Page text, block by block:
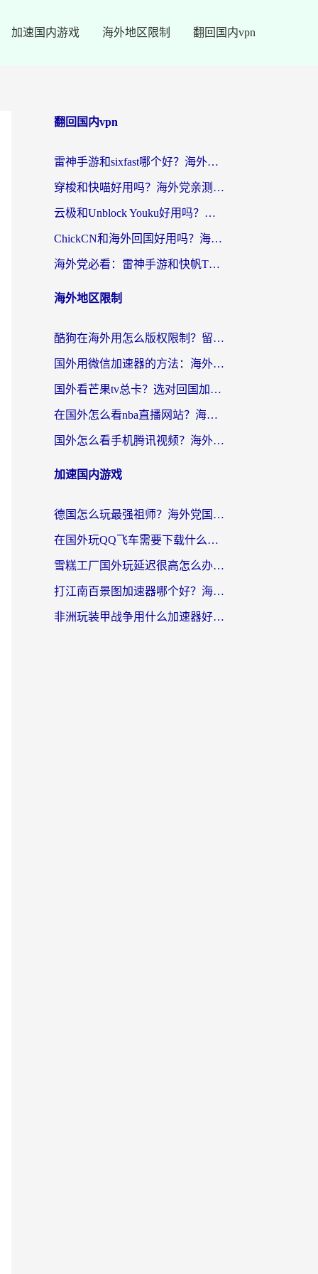
加速国内游戏 海外地区限制 翻回国内vpn
翻回国内vpn
雷神手游和sixfast哪个好？海外党亲测3款回国加速器，教你选对不踩坑
穿梭和快喵好用吗？海外党亲测：小众加速器对比+番茄加速器深度体验
云极和Unblock Youku好用吗？海外党亲测+2026回国加速器避坑指南
ChickCN和海外回国好用吗？海外党2026亲测：从手游到影音，选对加速器的3个关键
海外党必看：雷神手游和快帆TV版好用吗？3步选对回国加速器不踩坑
海外地区限制
酷狗在海外用怎么版权限制？留学生亲测：3步解决听国内音乐难题
国外用微信加速器的方法：海外党无缝连接国内生活的实用指南
国外看芒果tv总卡？选对回国加速器，轻松追《浪姐》不费劲
在国外怎么看nba直播网站？海外党专属体育观赛指南，告别地区限制！
国外怎么看手机腾讯视频？海外党亲测有效的追剧加速器选择指南
加速国内游戏
德国怎么玩最强祖师？海外党国服游戏加速器选择全攻略（附宝可梦Online实测）
在国外玩QQ飞车需要下载什么加速器呢？海外党亲测有效的国服游戏加速指南
雪糕工厂国外玩延迟很高怎么办？海外玩家国服游戏加速终极攻略（附实测推荐）
打江南百景图加速器哪个好？海外党踩坑N次后，终于找到不卡的秘诀
非洲玩装甲战争用什么加速器好？海外党亲测有效的国服游戏加速方案